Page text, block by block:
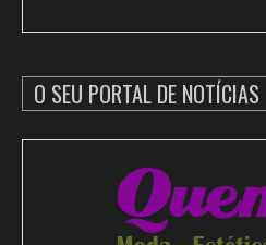
O SEU PORTAL DE NOTÍCIAS